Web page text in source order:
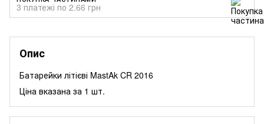
3 платежі по 2.66 грн
Опис
Батарейки літієві MastAk CR 2016
Ціна вказана за 1 шт.